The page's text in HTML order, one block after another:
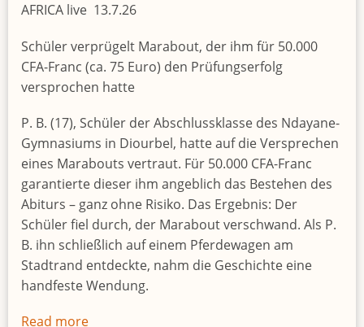
AFRICA live 13.7.26
Schüler verprügelt Marabout, der ihm für 50.000
CFA-Franc (ca. 75 Euro) den Prüfungserfolg
versprochen hatte
P. B. (17), Schüler der Abschlussklasse des Ndayane-
Gymnasiums in Diourbel, hatte auf die Versprechen
eines Marabouts vertraut. Für 50.000 CFA-Franc
garantierte dieser ihm angeblich das Bestehen des
Abiturs – ganz ohne Risiko. Das Ergebnis: Der
Schüler fiel durch, der Marabout verschwand. Als P.
B. ihn schließlich auf einem Pferdewagen am
Stadtrand entdeckte, nahm die Geschichte eine
handfeste Wendung.
Read more